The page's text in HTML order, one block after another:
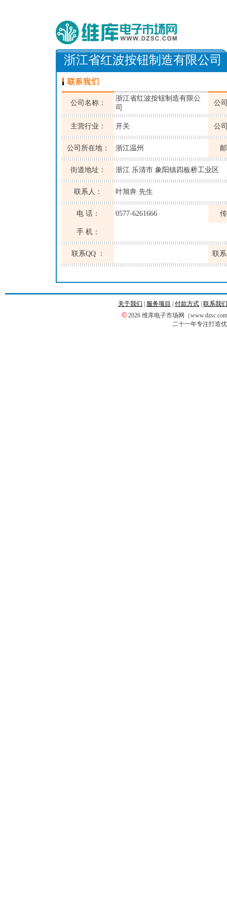
浙江省红波按钮制造有限公司
公司名称：
浙江省红波按钮制造有限公
司
公
主营行业： 开关 公
公司所在地： 浙江温州
街道地址： 浙江 乐清市 象阳镇四板桥工业区
联系人： 叶旭奔 先生
电 话： 0577-6261666
手 机：
联系QQ ： 联
关于我们 服务项目 付款方式 联系我们
© 2026 维库电子市场网（
二十一年专注打造